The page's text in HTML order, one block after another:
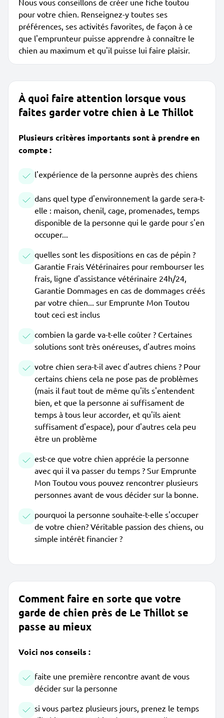
Nous vous conseillons de créer une fiche toutou
pour votre chien. Renseignez-y toutes ses
préférences, ses activités favorites, de façon à ce
que l'emprunteur puisse apprendre à connaître le
chien au maximum et qu'il puisse lui faire plaisir.
À quoi faire attention lorsque vous
faites garder votre chien à Le Thillot
Plusieurs critères importants sont à prendre en
compte :
l'expérience de la personne auprès des chiens
dans quel type d'environnement la garde sera-t-
elle : maison, chenil, cage, promenades, temps
disponible de la personne qui le garde pour s'en
occuper...
quelles sont les dispositions en cas de pépin ?
Garantie Frais Vétérinaires pour rembourser les
frais, ligne d'assistance vétérinaire 24h/24,
Garantie Dommages en cas de dommages créés
par votre chien... sur Emprunte Mon Toutou
tout ceci est inclus
combien la garde va-t-elle coûter ? Certaines
solutions sont très onéreuses, d'autres moins
votre chien sera-t-il avec d'autres chiens ? Pour
certains chiens cela ne pose pas de problèmes
(mais il faut tout de même qu'ils s'entendent
bien, et que la personne ai suffisament de
temps à tous leur accorder, et qu'ils aient
suffisament d'espace), pour d'autres cela peu
être un problème
est-ce que votre chien apprécie la personne
avec qui il va passer du temps ? Sur Emprunte
Mon Toutou vous pouvez rencontrer plusieurs
personnes avant de vous décider sur la bonne.
pourquoi la personne souhaite-t-elle s'occuper
de votre chien? Véritable passion des chiens, ou
simple intérêt financier ?
Comment faire en sorte que votre
garde de chien près de Le Thillot se
passe au mieux
Voici nos conseils :
faite une première rencontre avant de vous
décider sur la personne
si vous partez plusieurs jours, prenez le temps